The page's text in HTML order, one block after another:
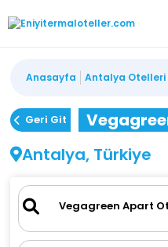
Anasayfa Antalya Otelleri
Geri Git
Antalya, Türkiye